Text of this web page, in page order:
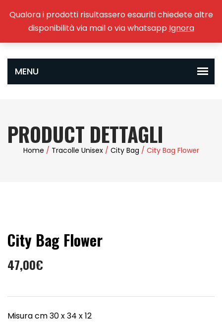
PRODUCT DETTAGLI
Home / Tracolle Unisex/ City Bag / City Bag Flower
City Bag Flower
47,00€
Misura cm 30 x 34 x 12
Qualora i prodotti risultassero esauriti chiedete altre
disponibilità via mail o via whatsapp Ignora